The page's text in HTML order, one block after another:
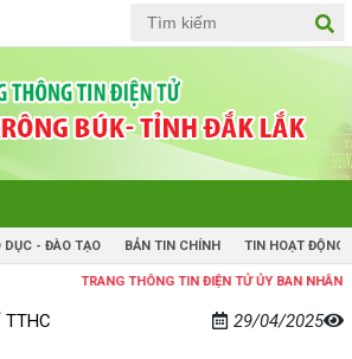
DỤC - ĐÀO TẠO BẢN TIN CHÍNH TIN HOẠT ĐỘNG
TRANG THÔNG TIN ĐIỆN TỬ ỦY BAN NHÂN DÂN XÃ
29/04/2025